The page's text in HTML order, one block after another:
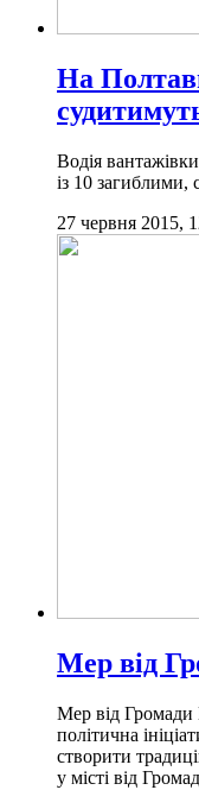
На
Водія
із 10
27 червня 2015,
Мер від
Мер від Громади
політична
створити
у місті від